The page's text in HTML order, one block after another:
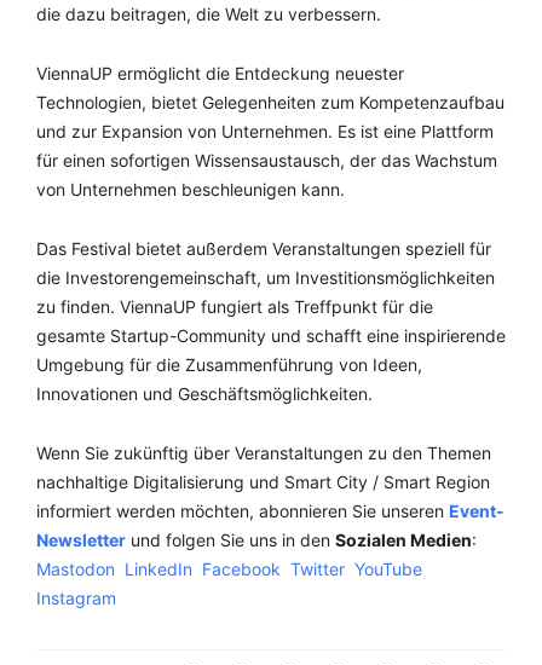
die dazu beitragen, die Welt zu verbessern.
ViennaUP ermöglicht die Entdeckung neuester
Technologien, bietet Gelegenheiten zum Kompetenzaufbau
und zur Expansion von Unternehmen. Es ist eine Plattform
für einen sofortigen Wissensaustausch, der das Wachstum
von Unternehmen beschleunigen kann.
Das Festival bietet außerdem Veranstaltungen speziell für
die Investorengemeinschaft, um Investitionsmöglichkeiten
zu finden. ViennaUP fungiert als Treffpunkt für die
gesamte Startup-Community und schafft eine inspirierende
Umgebung für die Zusammenführung von Ideen,
Innovationen und Geschäftsmöglichkeiten.
Wenn Sie zukünftig über Veranstaltungen zu den Themen
nachhaltige Digitalisierung und Smart City / Smart Region
informiert werden möchten, abonnieren Sie unseren Event-
Newsletter und folgen Sie uns in den Sozialen Medien:
Mastodon LinkedIn Facebook Twitter YouTube
Instagram